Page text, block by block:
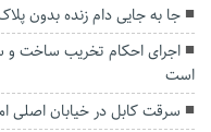
جا به جایی دام زنده بدون
اجرای احکام تخریب ساخت و
است
سرقت کابل در خیابان اصلی